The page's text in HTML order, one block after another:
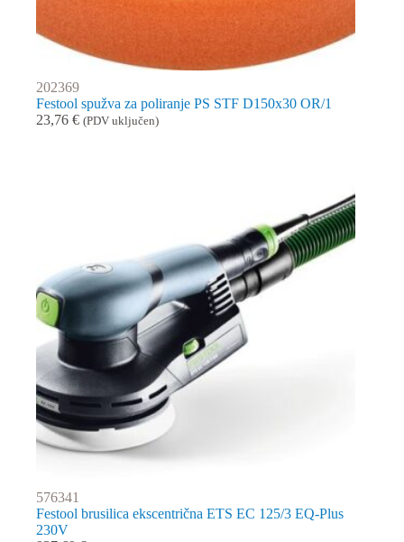
202369
Festool spužva za poliranje PS STF D150x30 OR/1
23,76 € (PDV uključen)
576341
Festool brusilica ekscentrična ETS EC 125/3 EQ-Plus
230V